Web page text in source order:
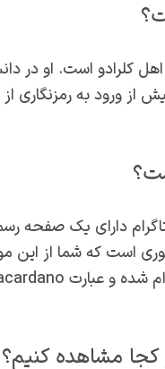
کلرادو است. او در
از ورود به
دارای یک صفحه
است که شما از
کجا مشاهده کنیم؟